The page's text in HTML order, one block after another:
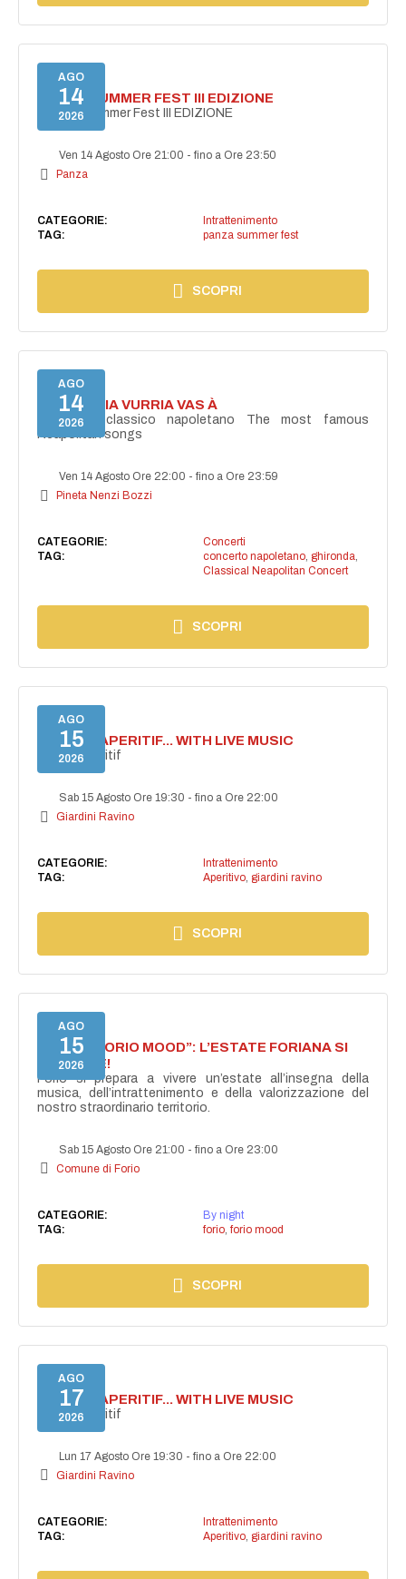
AGO
14
2026
PANZA SUMMER FEST III EDIZIONE
PANZA Summer Fest III EDIZIONE
Ven 14 Agosto Ore 21:00 -fino a Ore 23:50
Panza
CATEGORIE:
Intrattenimento
TAG:
panza summer fest
SCOPRI
AGO
14
2026
I'TE VURRIA VURRIA VAS À
Concerto classico napoletano The most famous
Neapolitan songs
Ven 14 Agosto Ore 22:00 -fino a Ore 23:59
Pineta Nenzi Bozzi
CATEGORIE:
Concerti
TAG:
concerto napoletano, ghironda,
Classical Neapolitan Concert
SCOPRI
AGO
15
2026
SECRET APERITIF... WITH LIVE MUSIC
Secret aperitif
Sab 15 Agosto Ore 19:30 -fino a Ore 22:00
Giardini Ravino
CATEGORIE:
Intrattenimento
TAG:
Aperitivo, giardini ravino
SCOPRI
AGO
15
2026
NASCE “FORIO MOOD”: L’ESTATE FORIANA SI
ACCENDE!
Forio si prepara a vivere un’estate all’insegna della
musica, dell’intrattenimento e della valorizzazione del
nostro straordinario territorio.
Sab 15 Agosto Ore 21:00 -fino a Ore 23:00
Comune di Forio
CATEGORIE:
By night
TAG:
forio, forio mood
SCOPRI
AGO
17
2026
SECRET APERITIF... WITH LIVE MUSIC
Secret aperitif
Lun 17 Agosto Ore 19:30 -fino a Ore 22:00
Giardini Ravino
CATEGORIE:
Intrattenimento
TAG:
Aperitivo, giardini ravino